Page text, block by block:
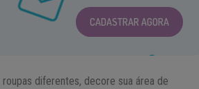
CADASTRAR AGORA
diferentes, decore sua área de